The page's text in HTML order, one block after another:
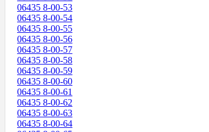
06435 8-00-53
06435 8-00-54
06435 8-00-55
06435 8-00-56
06435 8-00-57
06435 8-00-58
06435 8-00-59
06435 8-00-60
06435 8-00-61
06435 8-00-62
06435 8-00-63
06435 8-00-64